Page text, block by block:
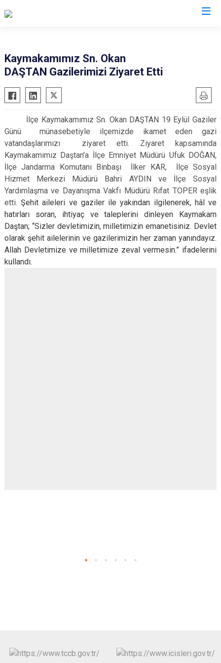
Akyaka
Arpaçay
Kağızman
Sarıkamış
Selim
Susuz
Kaymakamımız Sn. Okan
DAŞTAN Gazilerimizi Ziyaret Etti
İlçe Kaymakamımız Sn. Okan DAŞTAN 19 Eylül Gaziler
Günü münasebetiyle ilçemizde ikamet eden gazi
vatandaşlarımızı ziyaret etti. Ziyaret kapsamında
Kaymakamımız Daştan’a İlçe Emniyet Müdürü Ufuk DOĞAN,
İlçe Jandarma Komutanı Binbaşı İlker KAR, İlçe Sosyal
Hizmet Merkezi Müdürü Bahri AYDIN ve İlçe Sosyal
Yardımlaşma ve Dayanışma Vakfı Müdürü Rıfat TOPER eşlik
etti.Şehit aileleri ve gaziler ile yakından ilgilenerek, hâl ve
hatırları soran, ihtiyaç ve taleplerini dinleyen Kaymakam
Daştan; “Sizler devletimizin, milletimizin emanetisiniz. Devlet
olarak şehit ailelerinin ve gazilerimizin her zaman yanındayız.
Allah Devletimize ve milletimize zeval vermesin.” ifadelerini
kullandı.